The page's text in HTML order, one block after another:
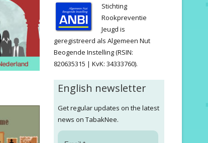
Stichting
Rookpreventie
Jeugd is
geregistreerd als Algemeen Nut
Beogende Instelling (RSIN:
820635315 | KvK: 34333760).
English newsletter
Get regular updates on the latest
news on TabakNee.